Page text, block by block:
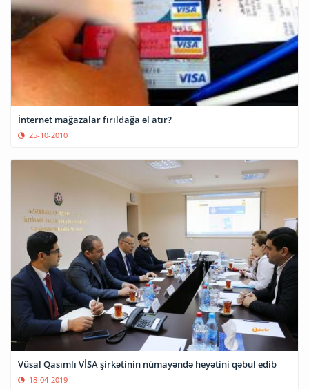
İnternet mağazalar fırıldağa əl atır?
25-10-2010
Vüsal Qasımlı VİSA şirkətinin nümayəndə heyətini qəbul edib
18-04-2019